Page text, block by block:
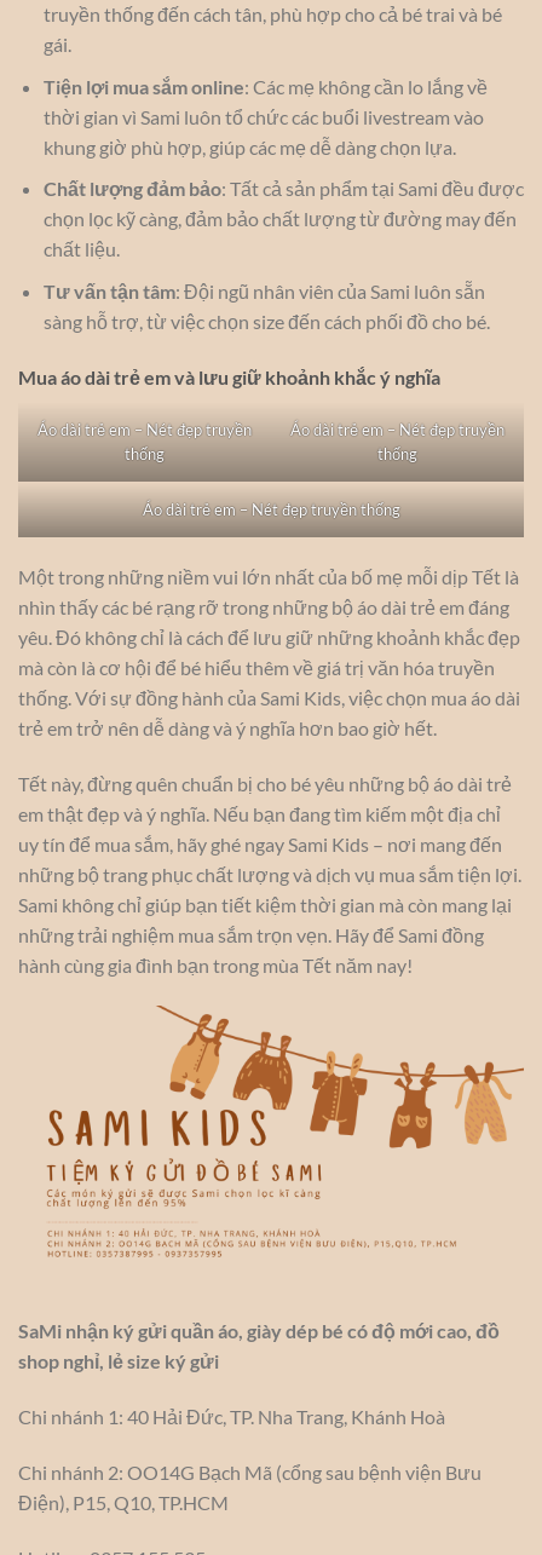
truyền thống đến cách tân, phù hợp cho cả bé trai và bé
gái.
Tiện lợi mua sắm online: Các mẹ không cần lo lắng về
thời gian vì Sami luôn tổ chức các buổi livestream vào
khung giờ phù hợp, giúp các mẹ dễ dàng chọn lựa.
Chất lượng đảm bảo: Tất cả sản phẩm tại Sami đều được
chọn lọc kỹ càng, đảm bảo chất lượng từ đường may đến
chất liệu.
Tư vấn tận tâm: Đội ngũ nhân viên của Sami luôn sẵn
sàng hỗ trợ, từ việc chọn size đến cách phối đồ cho bé.
Mua áo dài trẻ em và lưu giữ khoảnh khắc ý nghĩa
Áo dài trẻ em – Nét đẹp truyền
thống
Áo dài trẻ em – Nét đẹp truyền
thống
Áo dài trẻ em – Nét đẹp truyền thống
Một trong những niềm vui lớn nhất của bố mẹ mỗi dịp Tết là
nhìn thấy các bé rạng rỡ trong những bộ áo dài trẻ em đáng
yêu. Đó không chỉ là cách để lưu giữ những khoảnh khắc đẹp
mà còn là cơ hội để bé hiểu thêm về giá trị văn hóa truyền
thống. Với sự đồng hành của Sami Kids, việc chọn mua áo dài
trẻ em trở nên dễ dàng và ý nghĩa hơn bao giờ hết.
Tết này, đừng quên chuẩn bị cho bé yêu những bộ áo dài trẻ
em thật đẹp và ý nghĩa. Nếu bạn đang tìm kiếm một địa chỉ
uy tín để mua sắm, hãy ghé ngay Sami Kids – nơi mang đến
những bộ trang phục chất lượng và dịch vụ mua sắm tiện lợi.
Sami không chỉ giúp bạn tiết kiệm thời gian mà còn mang lại
những trải nghiệm mua sắm trọn vẹn. Hãy để Sami đồng
hành cùng gia đình bạn trong mùa Tết năm nay!
SaMi nhận ký gửi quần áo, giày dép bé có độ mới cao, đồ
shop nghỉ, lẻ size ký gửi
Chi nhánh 1: 40 Hải Đức, TP. Nha Trang, Khánh Hoà
Chi nhánh 2: OO14G Bạch Mã (cổng sau bệnh viện Bưu
Điện), P15, Q10, TP.HCM